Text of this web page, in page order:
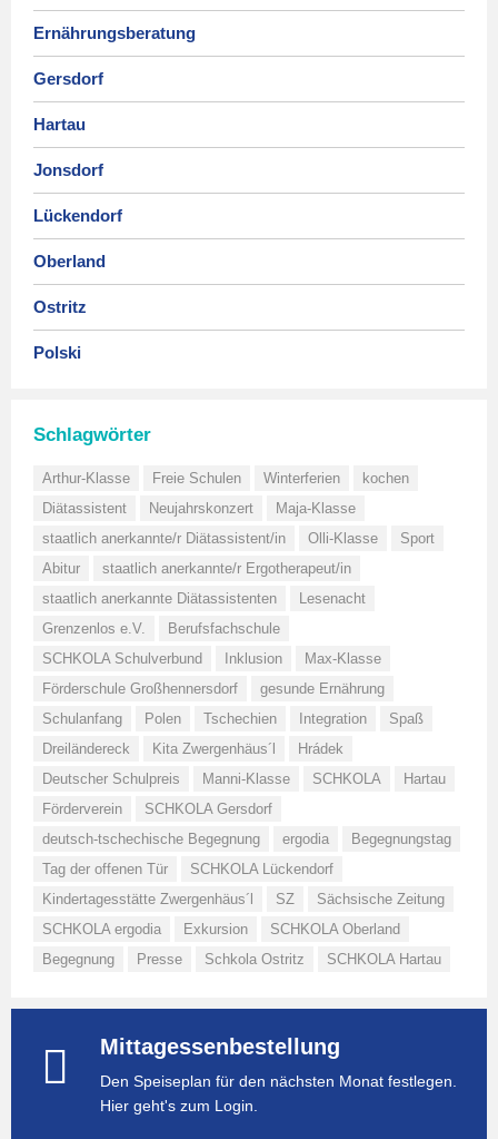
Ernährungsberatung
Gersdorf
Hartau
Jonsdorf
Lückendorf
Oberland
Ostritz
Polski
Schlagwörter
Arthur-Klasse Freie Schulen Winterferien
kochen
Diätassistent
Neujahrskonzert
Maja-Klasse
staatlich anerkannte/r Diätassistent/in
Olli-Klasse
Sport
Abitur
staatlich anerkannte/r Ergotherapeut/in
staatlich anerkannte Diätassistenten
Lesenacht
Grenzenlos e.V.
Berufsfachschule
SCHKOLA Schulverbund
Inklusion
Max-Klasse
Förderschule Großhennersdorf
gesunde Ernährung
Schulanfang
Polen Tschechien Integration
Spaß
Dreiländereck
Kita Zwergenhäus´l
Hrádek
Deutscher Schulpreis
Manni-Klasse SCHKOLA
Hartau
Förderverein
SCHKOLA Gersdorf
deutsch-tschechische Begegnung
ergodia
Begegnungstag
Tag der offenen Tür
SCHKOLA Lückendorf
Kindertagesstätte Zwergenhäus´l
SZ
Sächsische Zeitung
SCHKOLA ergodia
Exkursion
SCHKOLA Oberland
Begegnung
Presse Schkola Ostritz SCHKOLA Hartau
Mittagessenbestellung
Den Speiseplan für den nächsten Monat festlegen.
Hier geht's zum Login.